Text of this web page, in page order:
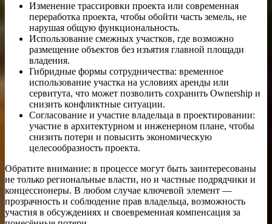
Изменение трассировки проекта или современная
переработка проекта, чтобы обойти часть земель, не
нарушая общую функциональность.
Использование смежных участков, где возможно
размещение объектов без изъятия главной площади
владения.
Гибридные формы сотрудничества: временное
использование участка на условиях аренды или
сервитута, что может позволить сохранить Ownership и
снизить конфликтные ситуации.
Согласование и участие владельца в проектировании:
участие в архитектурном и инженерном плане, чтобы
снизить потери и повысить экономическую
целесообразность проекта.
Обратите внимание: в процессе могут быть заинтересованы
не только региональные власти, но и частные подрядчики и
концессионеры. В любом случае ключевой элемент —
прозрачность и соблюдение прав владельца, возможность
участия в обсуждениях и своевременная компенсация за